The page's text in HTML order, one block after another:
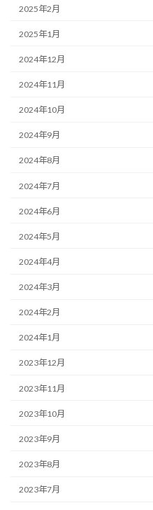
2025年2月
2025年1月
2024年12月
2024年11月
2024年10月
2024年9月
2024年8月
2024年7月
2024年6月
2024年5月
2024年4月
2024年3月
2024年2月
2024年1月
2023年12月
2023年11月
2023年10月
2023年9月
2023年8月
2023年7月